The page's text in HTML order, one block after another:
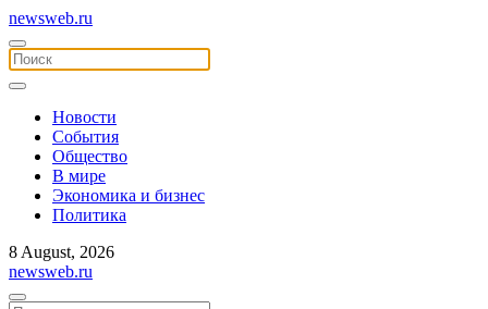
newsweb.ru
Новости
События
Общество
В мире
Экономика и бизнес
Политика
8 August, 2026
newsweb.ru